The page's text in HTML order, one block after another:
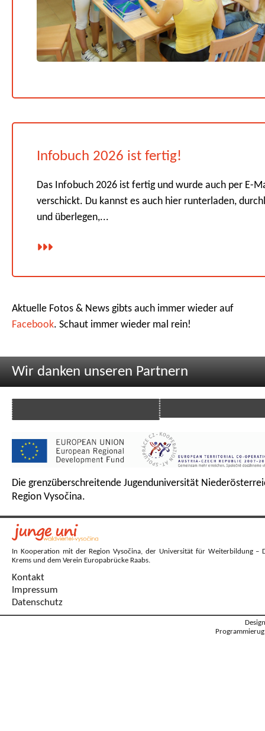
Infobuch 2026 ist fertig!
Das Infobuch 2026 ist fertig und wurde auch per E-
verschickt. Du kannst es auch hier runterladen,
und überlegen,...
Aktuelle Fotos & News gibts auch immer wieder auf
Facebook. Schaut immer wieder mal rein!
Wir danken unseren Partnern
Die grenzüberschreitende Jugenduniversität
Region Vysočina.
In Kooperation mit der Region Vysočina, der Universität für Weiterbildung –
Krems und dem Verein Europabrücke Raabs.
Kontakt
Impressum
Datenschutz